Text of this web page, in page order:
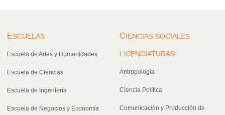
ESCUELAS
Escuela de Artes y Humanidades
Escuela de Ciencias
Escuela de Ingeniería
Escuela de Negocios y Economía
CIENCIAS SOCIALES
LICENCIATURAS
Antropología
Ciencia Política
Comunicación y Producción de